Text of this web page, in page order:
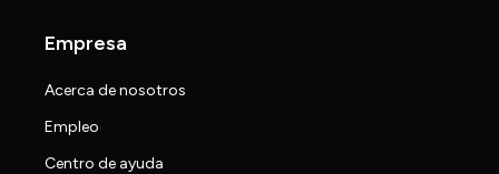
Empresa
Acerca de nosotros
Empleo
Centro de ayuda